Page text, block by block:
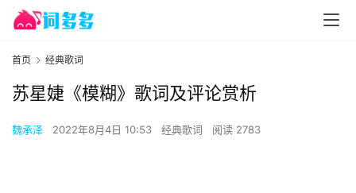
首页 经典歌词
苏星婕《模糊》歌词及评论赏析
魏承泽 2022年8月4日 10:53 经典歌词 阅读 2783